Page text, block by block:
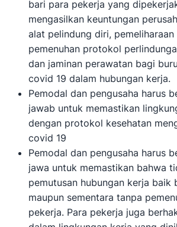
bari para pekerja yang
mengasilkan keuntungan
alat pelindung diri, pemeliharaan
pemenuhan protokol
dan jaminan perawatan bagi
covid 19 dalam hubungan kerja.
Pemodal dan pengusaha harus
jawab untuk memastikan
dengan protokol kesehatan
covid 19
Pemodal dan pengusaha harus
jawa untuk memastikan bahwa
pemutusan hubungan kerja baik
maupun sementara tanpa
pekerja. Para pekerja juga